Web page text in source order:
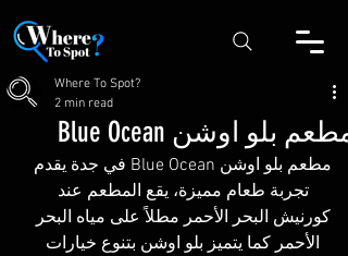
مطعم بلو اوشن Blue Ocean
Where To Spot?
2 min read
مطعم بلو اوشن Blue Ocean في جدة يقدم
تجربة طعام مميزة، يقع المطعم عند
كورنيش البحر الأحمر مطلاً على مياه البحر
الأحمر كما يتميز بلو اوشن بتنوع خيارات